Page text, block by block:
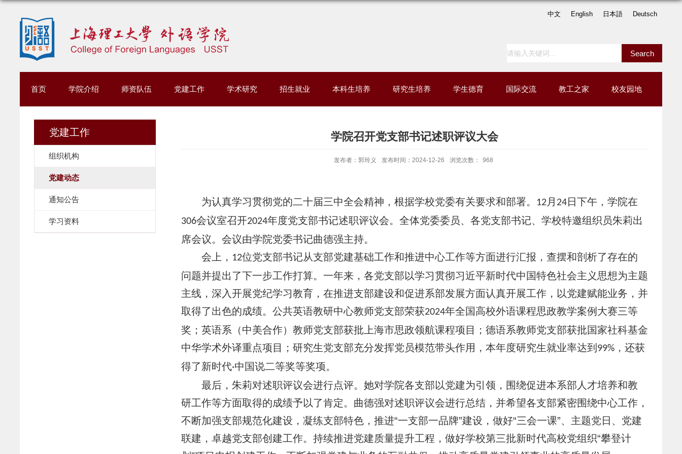
中文 English 日本語 Deutsch
首页 学院介绍 师资队伍 党建工作 学术研究 招生就业 本科生培养 研究生培养 学生德育 国际交流 教工之家 校友园地
党建工作
组织机构
党建动态
通知公告
学习资料
学院召开党支部书记述职评议大会
发布者：郭玲义 发布时间：2024-12-26 浏览次数： 968
为认真学习贯彻党的二十届三中全会精神，根据学校党委有关要求和部署。 12 月 24 日下午，学院在
306会议室召开2024年度党支部书记述职评议会。全体党委委员、各党支部书记、学校特邀组织员朱莉出
席会议。会议由学院党委书记曲德强主持。
会上， 12位党支部书记从支部党建基础工作和推进中心工作等方面进行汇报，查摆和剖析了存在的
问题并提出了下一步工作打算。一年来，各党支部以学习贯彻习近平新时代中国特色社会主义思想为主题
主线，深入开展党纪学习教育，在推进支部建设和促进系部发展方面认真开展工作，以党建赋能业务，并
取得了出色的成绩。公共英语教研中心教师党支部荣获2024年全国高校外语课程思政教学案例大赛三等
奖；英语系（中美合作）教师党支部获批上海市思政领航课程项目；德语系教师党支部获批国家社科基金
中华学术外译重点项目；研究生党支部充分发挥党员模范带头作用，本年度研究生就业率达到 99% ，还获
得了新时代·中国说二等奖等奖项。
最后，朱莉对述职评议会进行点评。她对学院各支部以党建为引领，围绕促进本系部人才培养和教
研工作等方面取得的成绩予以了肯定。曲德强对述职评议会进行总结，并希望各支部紧密围绕中心工作，
不断加强支部规范化建设，凝练支部特色，推进“一支部一品牌”建设，做好“三会一课”、主题党日、党建
联建，卓越党支部创建工作。持续推进党建质量提升工程，做好学校第三批新时代高校党组织“攀登计